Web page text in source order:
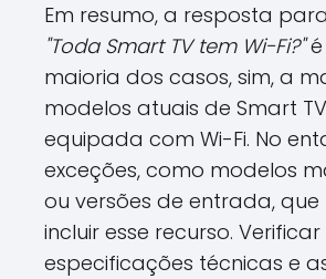
Em resumo, a resposta
"Toda Smart TV tem Wi-Fi?"é
maioria dos casos, sim, a
modelos atuais de Smart
equipada com Wi-Fi. No
exceções, como modelos
ou versões de entrada,
incluir esse recurso. Verificar
especificações técnicas e